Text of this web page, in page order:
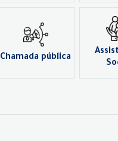
Chamada pública